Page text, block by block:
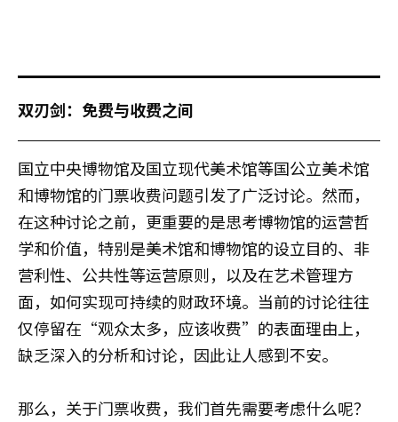
双刃剑：免费与收费之间
国立中央博物馆及国立现代美术馆等国公立美术馆
和博物馆的门票收费问题引发了广泛讨论。然而，
在这种讨论之前，更重要的是思考博物馆的运营哲
学和价值，特别是美术馆和博物馆的设立目的、非
营利性、公共性等运营原则，以及在艺术管理方
面，如何实现可持续的财政环境。当前的讨论往往
仅停留在“观众太多，应该收费”的表面理由上，
缺乏深入的分析和讨论，因此让人感到不安。
那么，关于门票收费，我们首先需要考虑什么呢？